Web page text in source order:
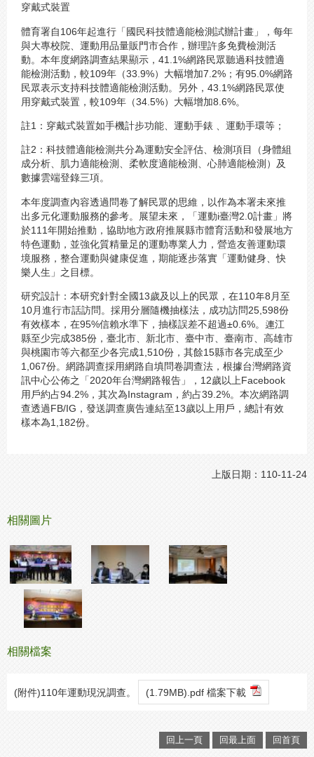
穿戴式裝置
體育署自106年起進行「國民科技體適能檢測試辦計畫」，每年
與大專校院、運動用品量販門市合作，辦理許多免費檢測活
動。本年度網路調查結果顯示，41.1%網路民眾聽過科技體適
能檢測活動，較109年（33.9%）大幅增加7.2%；有95.0%網路
民眾表示支持科技體適能檢測活動。另外，43.1%網路民眾使
用穿戴式裝置，較109年（34.5%）大幅增加8.6%。
註1：穿戴式裝置如手機計步功能、運動手錶 、運動手環等；
註2：科技體適能檢測共分為運動安全評估、檢測項目（身體組
成分析、肌力適能檢測、柔軟度適能檢測、心肺適能檢測）及
數據雲端登錄三項。
本年度調查內容透過問卷了解民眾的思維，以作為本署未來推
出多元化運動服務的參考。展望未來，「運動i臺灣2.0計畫」將
於111年開始推動，協助地方政府推展縣市體育活動和發展地方
特色運動，並強化質精量足的運動專業人力，營造友善運動環
境服務，整合運動與健康促進，期能逐步落實「運動健身、快
樂人生」之目標。
研究設計：本研究針對全國13歲及以上的民眾，在110年8月至
10月進行市話訪問。採用分層隨機抽樣法，成功訪問25,598份
有效樣本，在95%信賴水準下，抽樣誤差不超過±0.6%。連江
縣至少完成385份，臺北市、新北市、臺中市、臺南市、高雄市
與桃園市等六都至少各完成1,510份，其餘15縣市各完成至少
1,067份。網路調查採用網路自填問卷調查法，根據台灣網路資
訊中心公佈之「2020年台灣網路報告」，12歲以上Facebook
用戶約占94.2%，其次為Instagram，約占39.2%。本次網路調
查透過FB/IG，發送調查廣告連結至13歲以上用戶，總計有效
樣本為1,182份。
上版日期：110-11-24
相關圖片
相關檔案
(附件)110年運動現況調查。 (1.79MB).pdf 檔案下載
回上一頁 回最上面 回首頁